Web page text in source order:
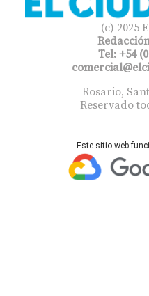
(c) 2025
Tel: +54
Rosario,
Reservado
Este sitio web